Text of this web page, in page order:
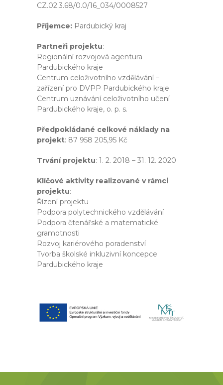
CZ.02.3.68/0.0/16_034/0008527
Příjemce: Pardubický kraj
Partneři projektu:
Regionální rozvojová agentura
Pardubického kraje
Centrum celoživotního vzdělávání –
zařízení pro DVPP Pardubického kraje
Centrum uznávání celoživotního učení
Pardubického kraje, o. p. s.
Předpokládané celkové náklady na
projekt: 87 958 205,95 Kč
Trvání projektu: 1. 2. 2018 – 31. 12. 2020
Klíčové aktivity realizované v rámci
projektu:
Řízení projektu
Podpora polytechnického vzdělávání
Podpora čtenářské a matematické
gramotnosti
Rozvoj kariérového poradenství
Tvorba školské inkluzivní koncepce
Pardubického kraje